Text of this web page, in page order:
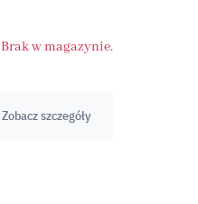
Brak w magazynie.
Zobacz szczegóły